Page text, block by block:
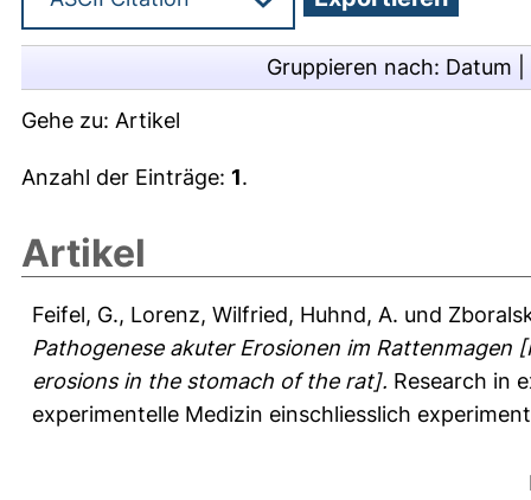
Gruppieren nach: Datum
Gehe zu: Artikel
Anzahl der Einträge: 1.
Artikel
Feifel, G., Lorenz, Wilfried, Huhnd, A. und
Pathogenese akuter Erosionen im
erosions in the stomach of the rat]. Research in
experimentelle Medizin einschliesslich